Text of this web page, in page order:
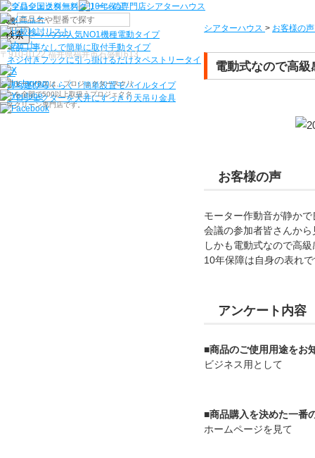
検索
シアターハウス > お客様の声
電動式なので高
お客様の声
モーター作動音が静かで
会議の参加者皆さんか
しかも電動式なので高
10年保障は自身の表れ
アンケート内容
■商品のご使用用途をお
ビジネス用として
■商品購入を決めた一番
ホームページを見て
機種から選ぶ
シアターハウス人気NO1機種電動タイプ
電源工事なしで簡単に取付手動タイプ
ネジ付きフックに引っ掛けるだけタペストリータイ
プ
持ち運びらくらく！簡単設置モバイルタイプ
プロジェクターを天井にすっきり 天吊り金具
〒910-0122 福井県福井市石盛町613
シアターハウスは、プロジェクタースクリ
ーンを全部で500以上取扱うプロジェクタ
ースクリーン専門店です。